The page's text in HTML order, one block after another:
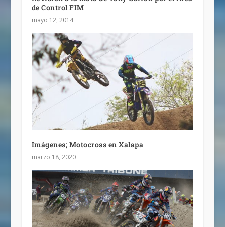
de Control FIM
mayo 12, 2014
Imágenes; Motocross en Xalapa
marzo 18, 2020